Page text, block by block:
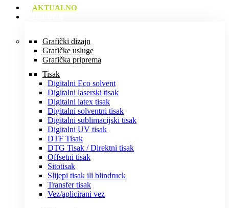
AKTUALNO
Grafički dizajn
Grafičke usluge
Grafička priprema
Tisak
Digitalni Eco solvent
Digitalni laserski tisak
Digitalni latex tisak
Digitalni solventni tisak
Digitalni sublimacijski tisak
Digitalni UV tisak
DTF Tisak
DTG Tisak / Direktni tisak
Offsetni tisak
Sitotisak
Slijepi tisak ili blindruck
Transfer tisak
Vez/aplicirani vez